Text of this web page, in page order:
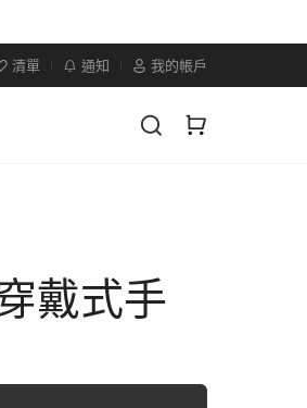
清單 通知 我的帳戶
戴式手